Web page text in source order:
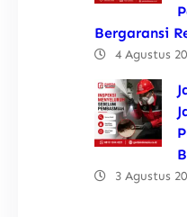
Bergaransi
4 Agustus
3 Agustus